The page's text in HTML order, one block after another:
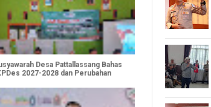
Desa Pattallassang Bahas
2027-2028 dan Perubahan